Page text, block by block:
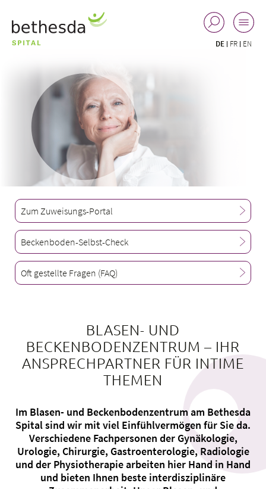
DE FR EN
Blog
Zuweisende
Fachbereiche
Personen
Veranstaltungen & Kurse
Notaufnahme
Zum Zuweisungs-Portal
Beckenboden-Selbst-Check
Oft gestellte Fragen (FAQ)
BLASEN- UND
BECKENBODENZENTRUM – IHR
ANSPRECHPARTNER FÜR INTIME
THEMEN
Im Blasen- und Beckenbodenzentrum am Bethesda
Spital sind wir mit viel Einfühlvermögen für Sie da.
Verschiedene Fachpersonen der Gynäkologie,
Urologie, Chirurgie, Gastroenterologie, Radiologie
und der Physiotherapie arbeiten hier Hand in Hand
und bieten Ihnen beste interdisziplinäre